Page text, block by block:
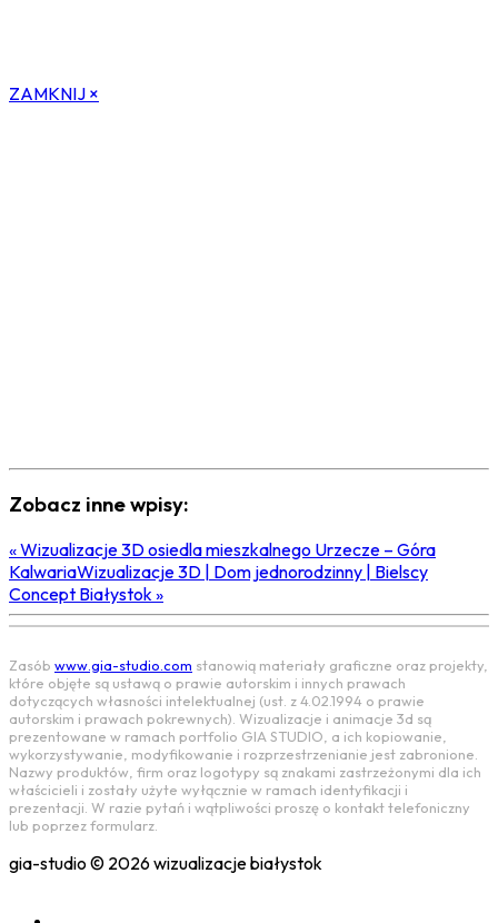
ZAMKNIJ ×
Zobacz inne wpisy:
« Wizualizacje 3D osiedla mieszkalnego Urzecze – Góra
KalwariaWizualizacje 3D | Dom jednorodzinny | Bielscy
Concept Białystok »
Zasób www.gia-studio.com stanowią materiały graficzne oraz projekty,
które objęte są ustawą o prawie autorskim i innych prawach
dotyczących własności intelektualnej (ust. z 4.02.1994 o prawie
autorskim i prawach pokrewnych). Wizualizacje i animacje 3d są
prezentowane w ramach portfolio GIA STUDIO, a ich kopiowanie,
wykorzystywanie, modyfikowanie i rozprzestrzenianie jest zabronione.
Nazwy produktów, firm oraz logotypy są znakami zastrzeżonymi dla ich
właścicieli i zostały użyte wyłącznie w ramach identyfikacji i
prezentacji. W razie pytań i wątpliwości proszę o kontakt telefoniczny
lub poprzez formularz.
gia-studio © 2026 wizualizacje białystok